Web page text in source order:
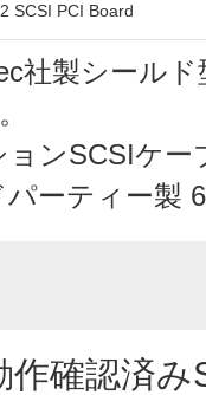
SCSI PCI Board
社製シール
ョンSCSIケ
パーティー製
作確認済